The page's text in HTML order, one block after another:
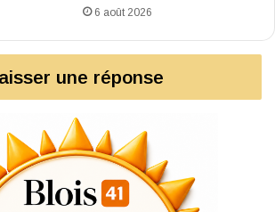
6 août 2026
une réponse